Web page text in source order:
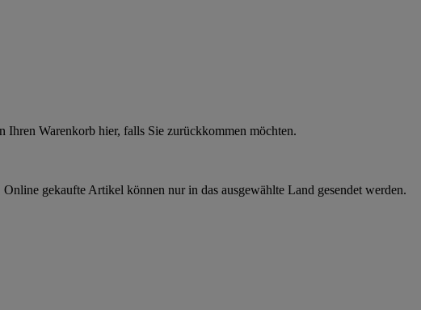
Warenkorb hier, falls Sie zurückkommen möchten.
gekaufte Artikel können nur in das ausgewählte Land gesendet werden.